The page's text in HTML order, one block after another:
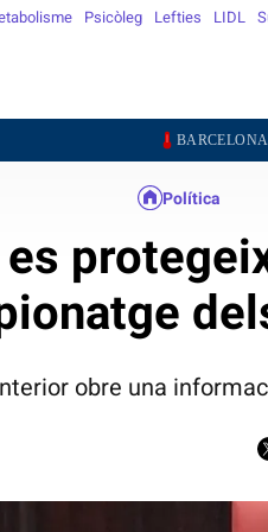
Psicòleg Lefties LIDL
BARCELONA31,0°GIRONA
Política
obre una